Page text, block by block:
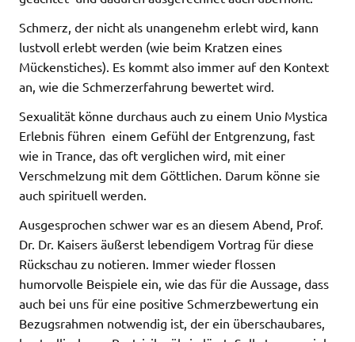
Schmerz, der nicht als unangenehm erlebt wird, kann
lustvoll erlebt werden (wie beim Kratzen eines
Mückenstiches). Es kommt also immer auf den Kontext
an, wie die Schmerzerfahrung bewertet wird.
Sexualität könne durchaus auch zu einem Unio Mystica
Erlebnis führen  einem Gefühl der Entgrenzung, fast
wie in Trance, das oft verglichen wird, mit einer
Verschmelzung mit dem Göttlichen. Darum könne sie
auch spirituell werden.
Ausgesprochen schwer war es an diesem Abend, Prof.
Dr. Dr. Kaisers äußerst lebendigem Vortrag für diese
Rückschau zu notieren. Immer wieder flossen
humorvolle Beispiele ein, wie das für die Aussage, dass
auch bei uns für eine positive Schmerzbewertung ein
Bezugsrahmen notwendig ist, der ein überschaubares,